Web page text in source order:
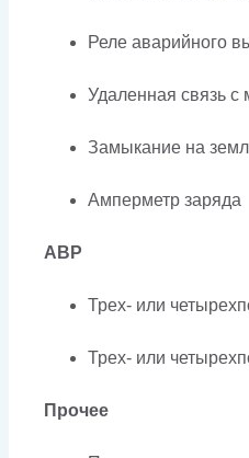
Реле аварийного
Удаленная связь
Замыкание на
Амперметр заряда
АВР
Трех- или
Трех- или
Прочее